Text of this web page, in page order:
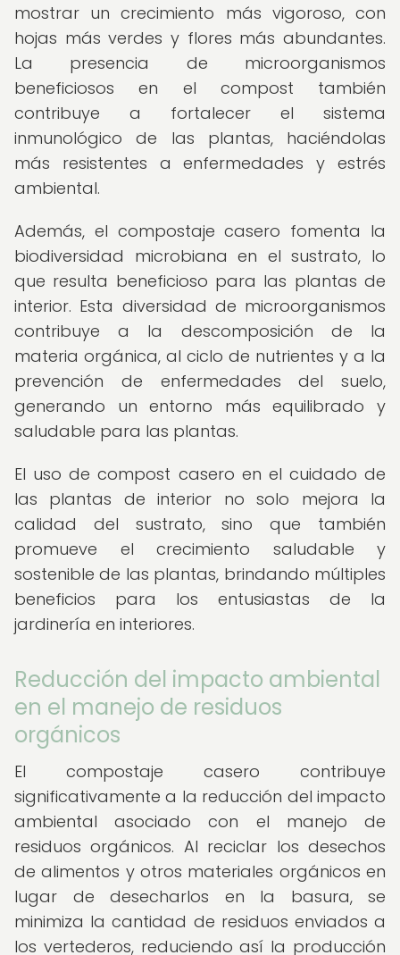
mostrar un crecimiento más vigoroso, con
hojas más verdes y flores más abundantes.
La presencia de microorganismos
beneficiosos en el compost también
contribuye a fortalecer el sistema
inmunológico de las plantas, haciéndolas
más resistentes a enfermedades y estrés
ambiental.
Además, el compostaje casero fomenta la
biodiversidad microbiana en el sustrato, lo
que resulta beneficioso para las plantas de
interior. Esta diversidad de microorganismos
contribuye a la descomposición de la
materia orgánica, al ciclo de nutrientes y a la
prevención de enfermedades del suelo,
generando un entorno más equilibrado y
saludable para las plantas.
El uso de compost casero en el cuidado de
las plantas de interior no solo mejora la
calidad del sustrato, sino que también
promueve el crecimiento saludable y
sostenible de las plantas, brindando múltiples
beneficios para los entusiastas de la
jardinería en interiores.
Reducción del impacto ambiental
en el manejo de residuos
orgánicos
El compostaje casero contribuye
significativamente a la reducción del impacto
ambiental asociado con el manejo de
residuos orgánicos. Al reciclar los desechos
de alimentos y otros materiales orgánicos en
lugar de desecharlos en la basura, se
minimiza la cantidad de residuos enviados a
los vertederos, reduciendo así la producción